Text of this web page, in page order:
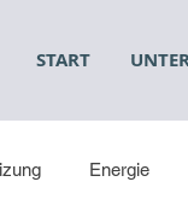
START
Energie